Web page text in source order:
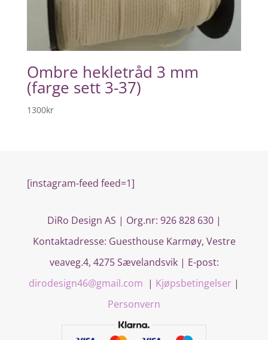
Ombre hekletråd 3 mm
(farge sett 3-37)
1300kr
[instagram-feed feed=1]
DiRo Design AS | Org.nr: 926 828 630 |
Kontaktadresse: Guesthouse Karmøy, Vestre
veaveg.4, 4275 Sævelandsvik| E-post:
dirodesign46@gmail.com | Kjøpsbetingelser |
Personvern